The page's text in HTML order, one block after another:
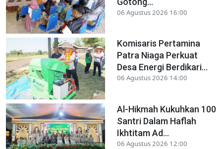
06 Agustus 2026 16:00
Komisaris Pertamina
Patra Niaga Perkuat
Desa Energi Berdikari...
06 Agustus 2026 14:00
Al-Hikmah Kukuhkan 100
Santri Dalam Haflah
Ikhtitam Ad...
06 Agustus 2026 12:00